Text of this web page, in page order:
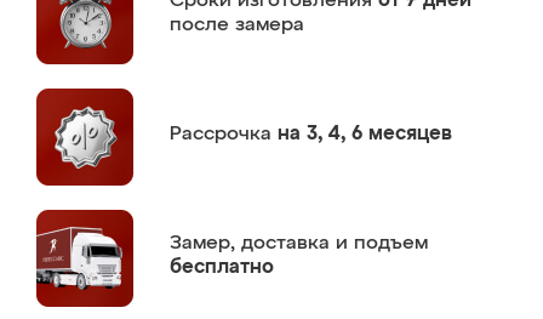
после замера
Рассрочка на 3, 4, 6 месяцев
Замер, доставка и подъем
бесплатно